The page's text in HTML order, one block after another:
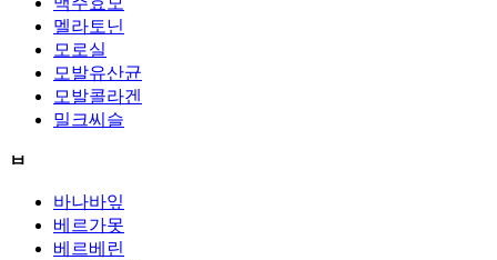
멜라토닌
모로실
모발유산균
모발콜라겐
밀크씨슬
ㅂ
바나바잎
베르가못
베르베린